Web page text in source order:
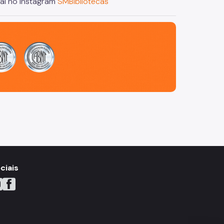
Xdo Instagram
Icone do Facebook
Icone do Flickr